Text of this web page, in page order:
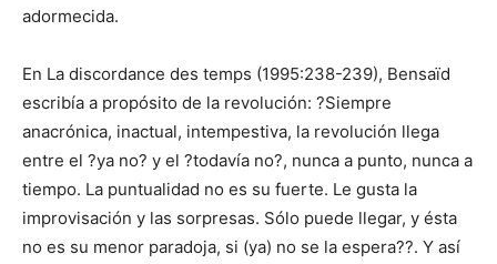
adormecida.
En La discordance des temps (1995:238-239), Bensaïd
escribía a propósito de la revolución: ?Siempre
anacrónica, inactual, intempestiva, la revolución llega
entre el ?ya no? y el ?todavía no?, nunca a punto, nunca a
tiempo. La puntualidad no es su fuerte. Le gusta la
improvisación y las sorpresas. Sólo puede llegar, y ésta
no es su menor paradoja, si (ya) no se la espera??. Y así